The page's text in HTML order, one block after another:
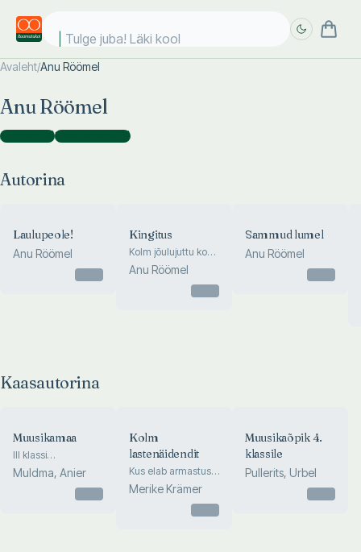
Tulge juba! Läki kooli
Avaleht/Anu Röömel
Anu Röömel
Autorina )Kaasautorina )
Autorina
Laulupeole!
Anu Röömel
Kingitus
Kolm jõulujuttu kogu
perele
Anu Röömel
Sammud lumel
Anu Röömel
Kaasautorina
Muusikamaa
III klassi
muusikaõpik
Muldma, Anier
Kolm
lastenäidendit
Kus elab armastus.
Leitud jõulupuu.
Värviline Jänku-
Merike Krämer
Muusikaõpik 4.
klassile
Pullerits, Urbel